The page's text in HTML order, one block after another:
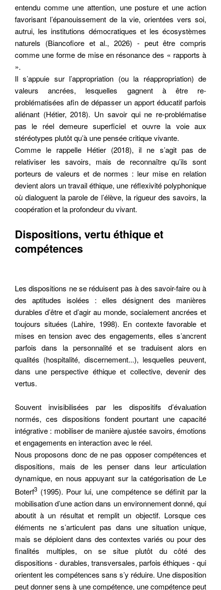
entendu comme une attention, une posture et une action
favorisant l’épanouissement de la vie, orientées vers soi,
autrui, les institutions démocratiques et les écosystèmes
naturels (Biancofiore et al., 2026) - peut être compris
comme une forme de mise en résonance des « rapports à
».
Il s’appuie sur l’appropriation (ou la réappropriation) de
valeurs ancrées, lesquelles gagnent à être re-
problématisées afin de dépasser un apport éducatif parfois
aliénant (Hétier, 2018). Un savoir qui ne re-problématise
pas le réel demeure superficiel et ouvre la voie aux
stéréotypes plutôt qu’à une pensée critique vivante.
Comme le rappelle Hétier (2018), il ne s’agit pas de
relativiser les savoirs, mais de reconnaître qu’ils sont
porteurs de valeurs et de normes : leur mise en relation
devient alors un travail éthique, une réflexivité polyphonique
où dialoguent la parole de l’élève, la rigueur des savoirs, la
coopération et la profondeur du vivant.
Dispositions, vertu éthique et
compétences
Les dispositions ne se réduisent pas à des savoir-faire ou à
des aptitudes isolées : elles désignent des manières
durables d’être et d’agir au monde, socialement ancrées et
toujours situées (Lahire, 1998). En contexte favorable et
mises en tension avec des engagements, elles s’ancrent
parfois dans la personnalité et se traduisent alors en
qualités (hospitalité, discernement...), lesquelles peuvent,
dans une perspective éthique et collective, devenir des
vertus.
Souvent invisibilisées par les dispositifs d’évaluation
normés, ces dispositions fondent pourtant une capacité
intégrative : mobiliser de manière ajustée savoirs, émotions
et engagements en interaction avec le réel.
Nous proposons donc de ne pas opposer compétences et
dispositions, mais de les penser dans leur articulation
dynamique, en nous appuyant sur la catégorisation de Le
Boterf3 (1995). Pour lui, une compétence se définit par la
mobilisation d’une action dans un environnement donné, qui
aboutit à un résultat et remplit un objectif. Lorsque ces
éléments ne s’articulent pas dans une situation unique,
mais se déploient dans des contextes variés ou pour des
finalités multiples, on se situe plutôt du côté des
dispositions - durables, transversales, parfois éthiques - qui
orientent les compétences sans s’y réduire. Une disposition
peut donner sens à une compétence, une compétence peut
https://doi.org/10.34745/numerev_2726
Copier dans votre presse-papier
Récupération de l'adresse e-mail